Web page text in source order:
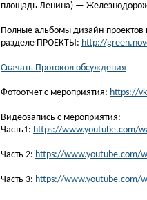
площадь Ленина) —
Полные альбомы дизайн-проектов
разделе ПРОЕКТЫ: http://
Скачать Протокол обсуждения
Фотоотчет с мероприятия: https://
Видеозапись с мероприятия:
Часть1: https://www.youtube.com/
Часть 2: https://www.youtube.com/
Часть 3: https://www.youtube.com/